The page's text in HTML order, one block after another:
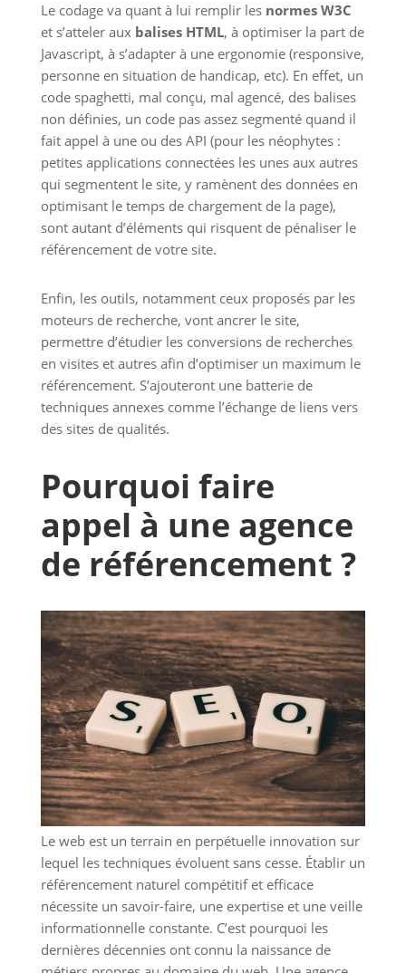
Le codage va quant à lui remplir les normes W3C
et s’atteler aux balises HTML, à optimiser la part de
Javascript, à s’adapter à une ergonomie (responsive,
personne en situation de handicap, etc). En effet, un
code spaghetti, mal conçu, mal agencé, des balises
non définies, un code pas assez segmenté quand il
fait appel à une ou des API (pour les néophytes :
petites applications connectées les unes aux autres
qui segmentent le site, y ramènent des données en
optimisant le temps de chargement de la page),
sont autant d’éléments qui risquent de pénaliser le
référencement de votre site.
Enfin, les outils, notamment ceux proposés par les
moteurs de recherche, vont ancrer le site,
permettre d’étudier les conversions de recherches
en visites et autres afin d’optimiser un maximum le
référencement. S’ajouteront une batterie de
techniques annexes comme l’échange de liens vers
des sites de qualités.
Pourquoi faire
appel à une agence
de référencement ?
Le web est un terrain en perpétuelle innovation sur
lequel les techniques évoluent sans cesse. Établir un
référencement naturel compétitif et efficace
nécessite un savoir-faire, une expertise et une veille
informationnelle constante. C’est pourquoi les
dernières décennies ont connu la naissance de